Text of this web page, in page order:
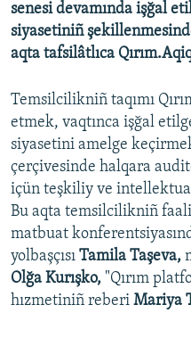
RFE/RS bütün saytları
senesi devamında işğal
siyasetiniñ
aqta tafsilâtlıca
Temsilcilikniñ taqımı
etmek, vaqtınca işğal
siyasetini amelge
çerçivesinde halqara
içün teşkiliy ve
Bu aqta temsilcilikniñ
matbuat
yolbaşçısı Tamila Taşeva,
Olğa Kurışko, "Qırım
hızmetiniñ reberi Mariya